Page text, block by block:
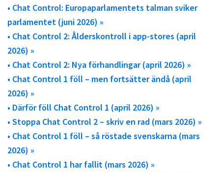
• Chat Control: Europaparlamentets talman sviker
parlamentet (juni 2026) »
• Chat Control 2: Ålderskontroll i app-stores (april
2026) »
• Chat Control 2: Nya förhandlingar (april 2026) »
• Chat Control 1 föll – men fortsätter ändå (april
2026) »
• Därför föll Chat Control 1 (april 2026) »
• Stoppa Chat Control 2 – skriv en rad (mars 2026) »
• Chat Control 1 föll – så röstade svenskarna (mars
2026) »
• Chat Control 1 har fallit (mars 2026) »